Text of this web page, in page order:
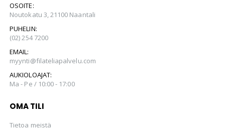
OSOITE:
Noutokatu 3, 21100 Naantali
PUHELIN:
(02) 254 7200
EMAIL:
myynti@filateliapalvelu.com
AUKIOLOAJAT:
Ma - Pe / 10:00 - 17:00
OMA TILI
Tietoa meistä